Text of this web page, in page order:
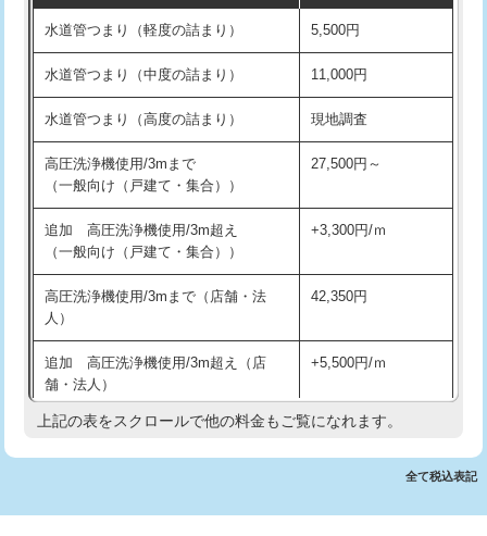
洗面台設置 38,500円
化粧台設置 22,000円
追加人工 16,500円
廃棄・処分 現場見積
※給水管工事は20mmまでの価格です。
交換・取付(排水栓・排水トラップ
22,000円+材料費
持込商品取付（混合水栓）
持込商品取付（浄水器・分岐水栓） 16,500円
業）
排水管工事（追加 排水管工事/3ｍ超
え）
マス交換（土の掘削・埋め戻し作業） 11,000円~
水道管つまり（軽度の詰まり） 5,500円
水道管つまり（中度の詰まり） 11,000円
水道管つまり（高度の詰まり） 現地調査
高圧洗浄機使用/3mまで
（一般向け（戸建て・集合））
27,500円～
追加 高圧洗浄機使用/3m超え
（一般向け（戸建て・集合））
+3,300円/ｍ
高圧洗浄機使用/3mまで（店舗・法
人）
42,350円
追加 高圧洗浄機使用/3m超え（店
舗・法人）
+5,500円/ｍ
高度高圧洗浄換 現地調査
トーラー機使用/3mまで 33,000円
上記の表をスクロールで他の料金もご覧になれます。
全て税込表記